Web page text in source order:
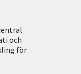
och
för